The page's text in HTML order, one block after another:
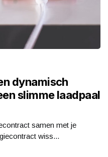
dynamisch
slimme laadpaal
samen met je
wiss...